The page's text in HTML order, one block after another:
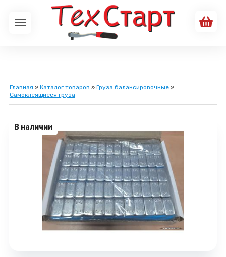
Главная » Каталог товаров » Груза балансировочные »
Самоклеящиеся груза
В наличии